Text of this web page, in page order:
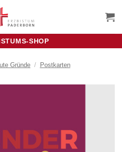
SHOP
Gründe / Postkarten